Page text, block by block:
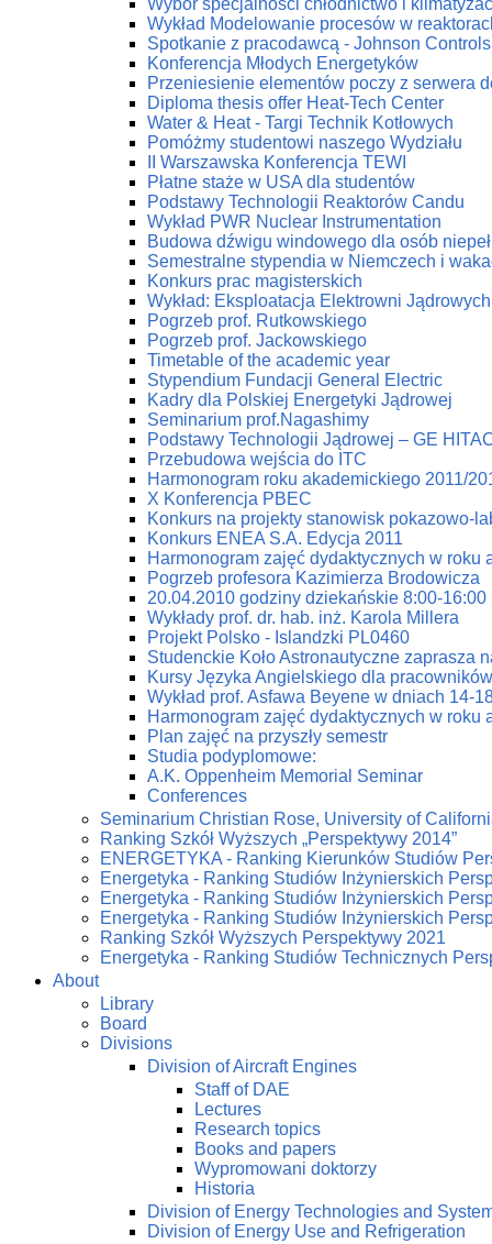
Wybór specjalności chłodnictwo i
Wykład Modelowanie procesów w
Spotkanie z pracodawcą - Johnson
Konferencja Młodych Energetyków
Przeniesienie elementów poczy z serwera
Diploma thesis offer Heat-Tech Center
Water & Heat - Targi Technik Kotłowych
Pomóżmy studentowi naszego Wydziału
II Warszawska Konferencja TEWI
Płatne staże w USA dla studentów
Podstawy Technologii Reaktorów Candu
Wykład PWR Nuclear Instrumentation
Budowa dźwigu windowego dla osób
Semestralne stypendia w Niemczech i
Konkurs prac magisterskich
Wykład: Eksploatacja Elektrowni Jądrowych
Pogrzeb prof. Rutkowskiego
Pogrzeb prof. Jackowskiego
Timetable of the academic year
Stypendium Fundacji General Electric
Kadry dla Polskiej Energetyki Jądrowej
Seminarium prof.Nagashimy
Podstawy Technologii Jądrowej – GE
Przebudowa wejścia do ITC
Harmonogram roku akademickiego 2011/
X Konferencja PBEC
Konkurs na projekty stanowisk pokazowo-
Konkurs ENEA S.A. Edycja 2011
Harmonogram zajęć dydaktycznych w roku
Pogrzeb profesora Kazimierza Brodowicza
20.04.2010 godziny dziekańskie 8:00-16:00
Wykłady prof. dr. hab. inż. Karola Millera
Projekt Polsko - Islandzki PL0460
Studenckie Koło Astronautyczne zaprasza
Kursy Języka Angielskiego dla
Wykład prof. Asfawa Beyene w dniach 14-
Harmonogram zajęć dydaktycznych w roku
Plan zajęć na przyszły semestr
Studia podyplomowe:
A.K. Oppenheim Memorial Seminar
Conferences
Seminarium Christian Rose, University of
Ranking Szkół Wyższych „Perspektywy 2014”
ENERGETYKA - Ranking Kierunków Studiów
Energetyka - Ranking Studiów Inżynierskich
Energetyka - Ranking Studiów Inżynierskich
Energetyka - Ranking Studiów Inżynierskich
Ranking Szkół Wyższych Perspektywy 2021
Energetyka - Ranking Studiów Technicznych
About
Library
Board
Divisions
Division of Aircraft Engines
Staff of DAE
Lectures
Research topics
Books and papers
Wypromowani doktorzy
Historia
Division of Energy Technologies and
Division of Energy Use and Refrigeration